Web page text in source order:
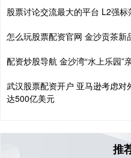
股票讨论交流最大的平台 L2强
怎么玩股票配资官网 金沙贡茶新
配资炒股导航 金沙湾“水上乐园”
武汉股票配资开户 亚马逊考虑
达500亿美元
推